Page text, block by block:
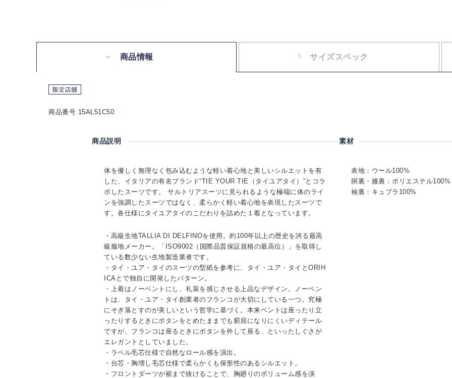
商品情報 サイズスペック
商品番号 15AL51C50
商品説明
体を優しく無理なく包み込むような軽い着心地と美しいシルエットを有
した、イタリアの有名ブランド“TIE YOUR TIE（タイユアタイ）”とコラ
ボしたスーツです。 サルトリアスーツに見られるような極端に体のライ
ンを強調したスーツではなく、柔らかく軽い着心地を表現したスーツで
す。各仕様にタイユアタイのこだわりを詰めた１着となっています。
・高級生地TALLIA DI DELFINOを使用。約100年以上の歴史を誇る最高
級服地メーカー。「ISO9002（国際品質保証規格の最高位）」を取得し
ている数少ない生地製造業者です。
・タイ・ユア・タイのスーツの型紙を参考に、タイ・ユア・タイとORIH
ICAとで独自に開発したパターン。
・上着はノーベントにし、礼装を感じさせる上品なデザイン。ノーベン
トは、タイ・ユア・タイ創業者のフランコが大切にしている一つ。究極
にそぎ落とすのが美しいという哲学に基づく。本来ベントは座ったり立
ったりするときにボタンをとめたままでも窮屈になりにくいディテール
ですが、フランコは座るときにボタンを外して座る、といったしぐさが
エレガントとしていました。
・ラペル毛芯仕様で自然なロール感を演出。
・台芯・胸増し毛芯仕様で柔らかくも保形性のあるシルエット。
・フロントダーツが裾まで抜けることで、胸廻りのボリューム感を演
素材
表地：ウール100%
胴裏・膝裏：ポリエステル100%
袖裏：キュプラ100%